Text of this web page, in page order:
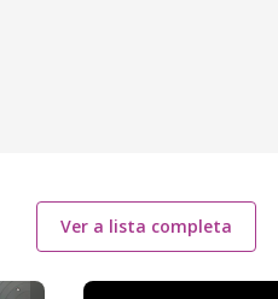
Ver a lista completa